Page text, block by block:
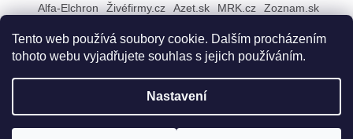
Tento web používá soubory cookie. Dalším procházením
tohoto webu vyjadřujete souhlas s jejich používáním.
Nastavení
Alfa-Elchron
Živéfirmy.cz Azet.sk MRK.cz Zoznam.sk
Rybářské NEJ Bruntál